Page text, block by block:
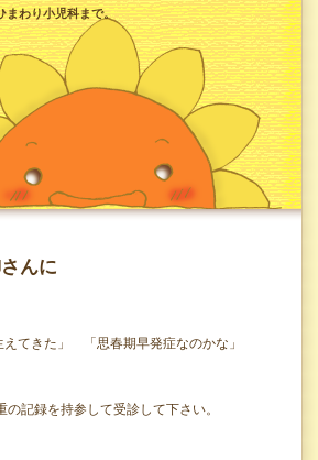
まわり小児科まで。
んに
てきた」 「思春期早発症なのかな」
記録を持参して受診して下さい。